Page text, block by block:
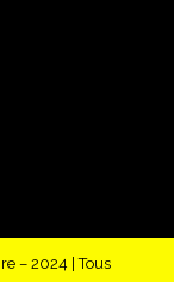
– 2024 | Tous